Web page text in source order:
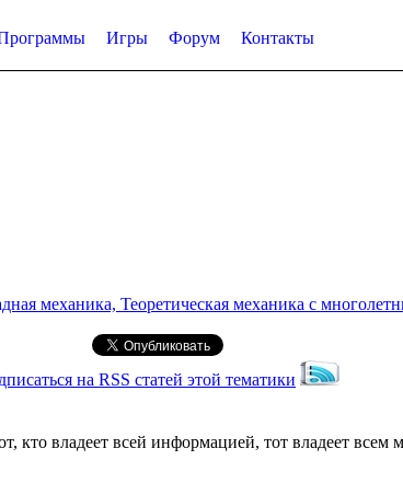
Игры Форум Контакты
механика, Теоретическая механика с
на RSS статей этой тематики
владеет всей информацией, тот владеет всем